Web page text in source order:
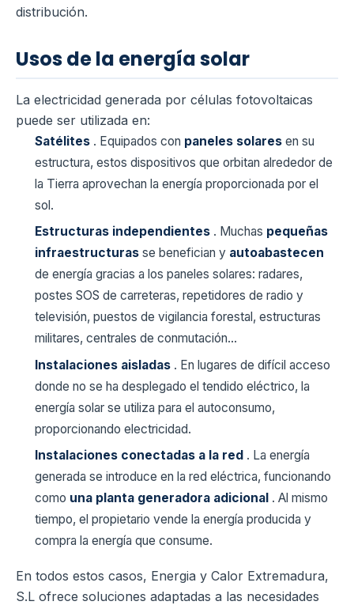
distribución.
Usos de la energía solar
La electricidad generada por células fotovoltaicas
puede ser utilizada en:
Satélites . Equipados con paneles solares en su
estructura, estos dispositivos que orbitan alrededor de
la Tierra aprovechan la energía proporcionada por el
sol.
Estructuras independientes . Muchas pequeñas
infraestructuras se benefician y autoabastecen
de energía gracias a los paneles solares: radares,
postes SOS de carreteras, repetidores de radio y
televisión, puestos de vigilancia forestal, estructuras
militares, centrales de conmutación…
Instalaciones aisladas . En lugares de difícil acceso
donde no se ha desplegado el tendido eléctrico, la
energía solar se utiliza para el autoconsumo,
proporcionando electricidad.
Instalaciones conectadas a la red . La energía
generada se introduce en la red eléctrica, funcionando
como una planta generadora adicional . Al mismo
tiempo, el propietario vende la energía producida y
compra la energía que consume.
En todos estos casos, Energia y Calor Extremadura,
S.L ofrece soluciones adaptadas a las necesidades